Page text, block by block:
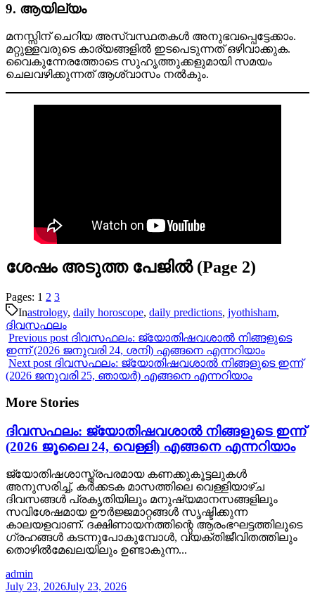
9. ആയില്യം
മനസ്സിന് ചെറിയ അസ്വസ്ഥതകൾ അനുഭവപ്പെട്ടേക്കാം.
മറ്റുള്ളവരുടെ കാര്യങ്ങളിൽ ഇടപെടുന്നത് ഒഴിവാക്കുക.
വൈകുന്നേരത്തോടെ സുഹൃത്തുക്കളുമായി സമയം
ചെലവഴിക്കുന്നത് ആശ്വാസം നൽകും.
ശേഷം അടുത്ത പേജിൽ (Page 2)
Pages: 1 2 3
Inastrology, daily horoscope, daily predictions, jyothisham,
ദിവസഫലം
Previous post ദിവസഫലം: ജ്യോതിഷവശാൽ നിങ്ങളുടെ
ഇന്ന്‌ (2026 ജനുവരി 24, ശനി) എങ്ങനെ എന്നറിയാം
Next post ദിവസഫലം: ജ്യോതിഷവശാൽ നിങ്ങളുടെ ഇന്ന്‌
(2026 ജനുവരി 25, ഞായർ) എങ്ങനെ എന്നറിയാം
More Stories
ദിവസഫലം: ജ്യോതിഷവശാൽ നിങ്ങളുടെ ഇന്ന്‌
(2026 ജൂലൈ 24, വെള്ളി) എങ്ങനെ എന്നറിയാം
ജ്യോതിഷശാസ്ത്രപരമായ കണക്കുകൂട്ടലുകൾ
അനുസരിച്ച്, കർക്കടക മാസത്തിലെ വെള്ളിയാഴ്ച
ദിവസങ്ങൾ പ്രകൃതിയിലും മനുഷ്യമാനസങ്ങളിലും
സവിശേഷമായ ഊർജ്ജമാറ്റങ്ങൾ സൃഷ്ടിക്കുന്ന
കാലയളവാണ്. ദക്ഷിണായനത്തിന്റെ ആരംഭഘട്ടത്തിലൂടെ
ഗ്രഹങ്ങൾ കടന്നുപോകുമ്പോൾ, വ്യക്തിജീവിതത്തിലും
തൊഴിൽമേഖലയിലും ഉണ്ടാകുന്ന...
admin
July 23, 2026July 23, 2026